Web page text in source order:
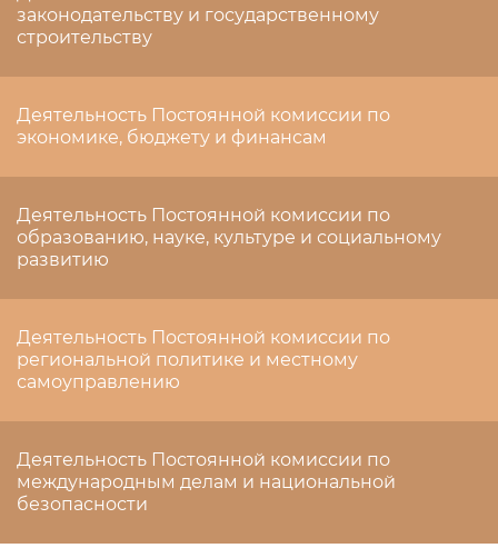
законодательству и государственному
строительству
Деятельность Постоянной комиссии по
экономике, бюджету и финансам
Деятельность Постоянной комиссии по
образованию, науке, культуре и социальному
развитию
Деятельность Постоянной комиссии по
региональной политике и местному
самоуправлению
Деятельность Постоянной комиссии по
международным делам и национальной
безопасности